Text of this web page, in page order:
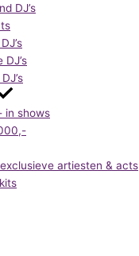
DJ’s
DJ’s
in shows
artiesten & acts